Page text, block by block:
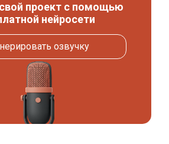
проект с помощью
нейросети
озвучку